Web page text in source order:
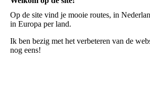
Op de site vind je mooie routes, in
in Europa per land.
Ik ben bezig met het verbeteren van de
nog eens!